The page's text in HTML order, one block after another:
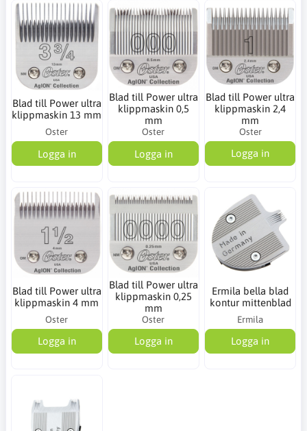
Blad till Power ultra
klippmaskin 13 mm
Oster
Logga in
Blad till Power ultra
klippmaskin 0,5
mm
Oster
Logga in
Blad till Power ultra
klippmaskin 2,4
mm
Oster
Logga in
Blad till Power ultra
klippmaskin 4 mm
Oster
Logga in
Blad till Power ultra
klippmaskin 0,25
mm
Oster
Logga in
Ermila bella blad
kontur mittenblad
Ermila
Logga in